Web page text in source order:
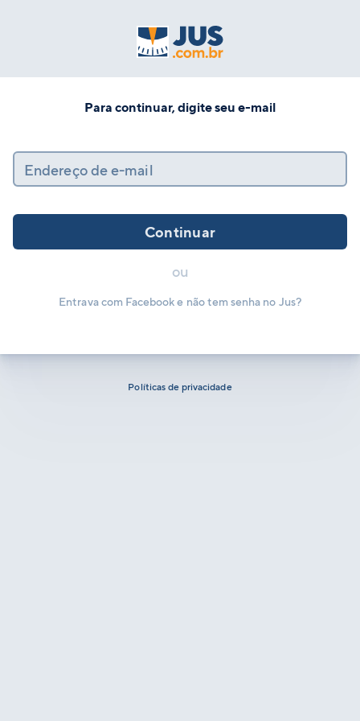
Para continuar, digite seu e-mail
Endereço de e-mail
Continuar
ou
Entrava com Facebook e não tem senha no Jus?
Políticas de privacidade